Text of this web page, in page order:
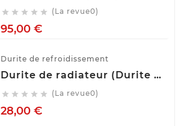
     (La revue0)
95,00 €Prix
Durite de refroidissement
Durite de radiateur (Durite de refroidissement) TOPRAN 407 996
     (La revue0)
28,00 €Prix